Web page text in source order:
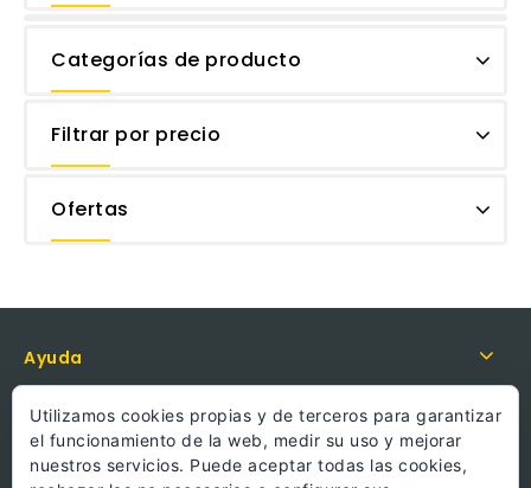
Categorías de producto
Filtrar por precio
Ofertas
Ayuda
Política
Información
Utilizamos cookies propias y de terceros para garantizar
el funcionamiento de la web, medir su uso y mejorar
nuestros servicios. Puede aceptar todas las cookies,